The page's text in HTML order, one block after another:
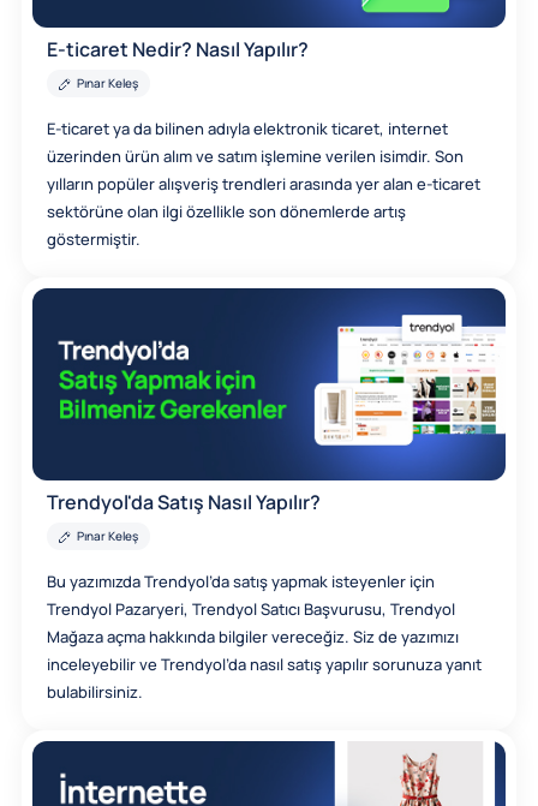
E-ticaret Nedir? Nasıl Yapılır?
Pınar Keleş
E-ticaret ya da bilinen adıyla elektronik ticaret, internet
üzerinden ürün alım ve satım işlemine verilen isimdir. Son
yılların popüler alışveriş trendleri arasında yer alan e-ticaret
sektörüne olan ilgi özellikle son dönemlerde artış
göstermiştir.
Trendyol'da Satış Nasıl Yapılır?
Pınar Keleş
Bu yazımızda Trendyol’da satış yapmak isteyenler için
Trendyol Pazaryeri, Trendyol Satıcı Başvurusu, Trendyol
Mağaza açma hakkında bilgiler vereceğiz. Siz de yazımızı
inceleyebilir ve Trendyol’da nasıl satış yapılır sorunuza yanıt
bulabilirsiniz.